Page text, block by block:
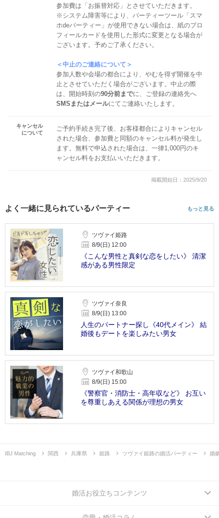
参加費は「お振替対応」とさせていただきます。
※システム障害等により、パーティーツール「スマ
ホdeパーティー」が使用できない場合は、紙のプロ
フィールカードを使用した形式に変更となる場合が
ございます。予めご了承ください。
＜中止のご連絡について＞
参加人数や会場の都合により、やむを得ず開催を中
止とさせていただく場合がございます。中止の際
は、開始時刻の90分前までに、ご登録の連絡先へ
SMSまたはメールにてご連絡いたします。
キャンセル
について
ご予約手続き完了後、お客様都合によりキャンセル
された場合、参加費と同額のキャンセル料が発生し
ます。無料で申込された場合は、一律1,000円のキ
ャンセル料をお支払いいただきます。
掲載開始日：2025/9/20
よく一緒に見られているパーティー もっと見る
ツヴァイ姫路
8/9(日) 12:00
《こんな男性と真剣な恋をしたい》 清潔
感がある男性限定
ツヴァイ奈良
8/9(日) 13:00
人生のパートナー探し《40代メイン》 結
婚後もデートを楽しみたい男女
ツヴァイ和歌山
8/9(日) 15:00
《警察官・消防士・高年収など》 お互い
を尊重しあえる関係が理想の男女
IBJ Matching 関西 兵庫県 姫路 ツヴァイ姫路の婚活パーティー 婚
婚活お役立ちコンテンツ